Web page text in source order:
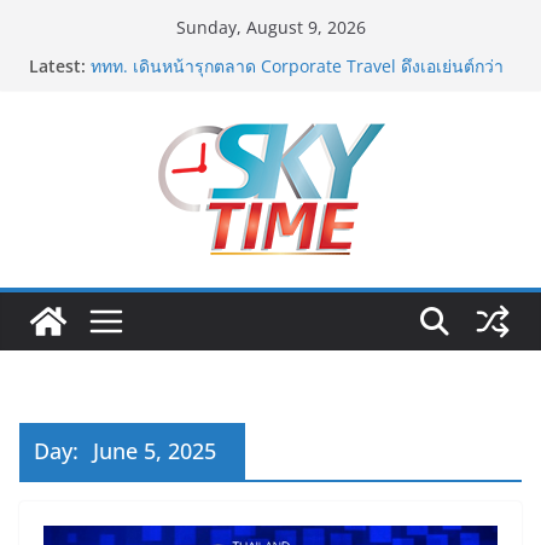
Sunday, August 9, 2026
Latest: ททท. เดินหน้ารุกตลาด Corporate Travel ดึงเอเย่นต์กว่า
ภารกิจตำรวจจราจรโครงการพระราชดำริ นำส่งอวัยวะ
หัวใจ ดวงที่ 184 สำเร็จลุล่วง ณ รพ.ศิริราช
เอ-พลัสซัพพลาย เดินหน้าโครงการ “คืนความชุ่มชื้นให้กับ
ผิว” มอบเอบอนเน่ เดอร์มาโลชั่นยูเรียเข้มข้นแก่ กทม. ส่ง
ต่อพลังความห่วงใยสู่ผู้สูงอายุและกลุ่มเปราะบางที่ประสบ
รฟท. เปิดเวทีรับฟังความคิดเห็นประชาชน ครั้งที่ 2
โครงการรถไฟฟ้าสายสีแดงเข้ม “วงเวียนใหญ่–มหาชัย”
เดินหน้าพัฒนาโครงการบนพื้นฐานข้อเท็จจริงและการมี
ส่วนร่วม
บล็อกเล็ก ผิดพลาด
Day: June 5, 2025